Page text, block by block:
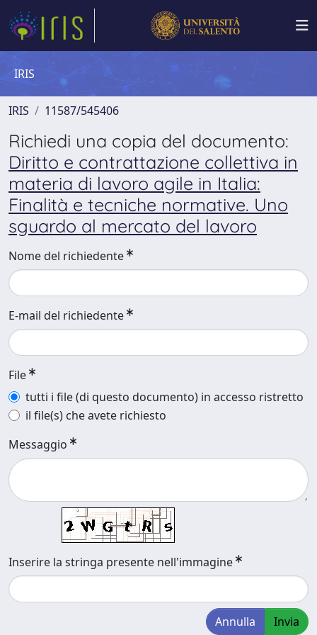
IRIS
IRIS 11587/545406
Richiedi una copia del documento:
Diritto e contrattazione collettiva in
materia di lavoro agile in Italia:
Finalità e tecniche normative. Uno
sguardo al mercato del lavoro
Nome del richiedente
E-mail del richiedente
File
tutti i file (di questo documento) in accesso ristretto
il file(s) che avete richiesto
Messaggio
Inserire la stringa presente nell'immagine
Annulla Invia